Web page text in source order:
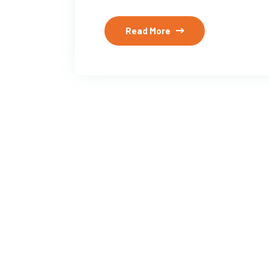
Read More